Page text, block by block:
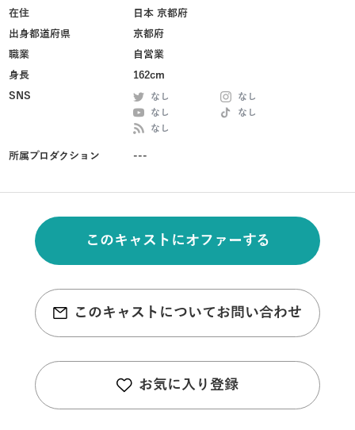
在住
日本 京都府
出身都道府県
京都府
職業
自営業
身長
162cm
SNS
なし
なし
なし
なし
なし
所属プロダクション ---
このキャストにオファーする
このキャストについてお問い合わせ
お気に入り登録